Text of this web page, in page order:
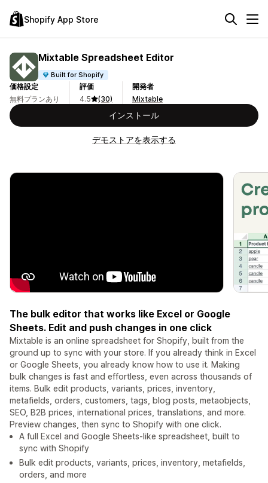
Shopify App Store
Mixtable Spreadsheet Editor
Built for Shopify
価格設定
無料プランあり
評価
4.5
(30)
開発者
Mixtable
インストール
デモストアを表示する
The bulk editor that works like Excel or Google
Sheets. Edit and push changes in one click
Mixtable is an online spreadsheet for Shopify, built from the
ground up to sync with your store. If you already think in Excel
or Google Sheets, you already know how to use it. Making
bulk changes is fast and effortless, even across thousands of
items. Bulk edit products, variants, prices, inventory,
metafields, orders, customers, tags, blog posts, metaobjects,
SEO, B2B prices, international prices, translations, and more.
Preview changes, then sync to Shopify with one click.
A full Excel and Google Sheets-like spreadsheet, built to
sync with Shopify
Bulk edit products, variants, prices, inventory, metafields,
orders, and more